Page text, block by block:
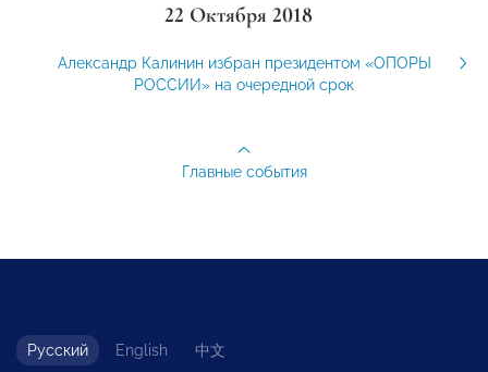
22 Октября 2018
Александр Калинин избран президентом «ОПОРЫ
РОССИИ» на очередной срок
Главные события
Русский English 中文